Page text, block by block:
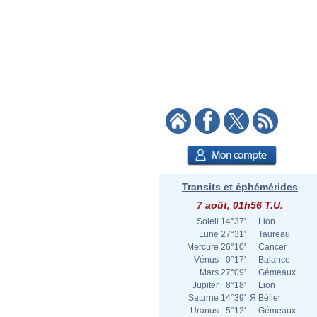
Transits et éphémérides
7 août, 01h56 T.U.
Soleil 14°37'
Lion
Lune 27°31'
Taureau
Mercure 26°10'
Cancer
Vénus
0°17'
Balance
Mars 27°09'
Gémeaux
Jupiter
8°18'
Lion
Saturne 14°39' Я Bélier
Uranus
5°12' Gémeaux